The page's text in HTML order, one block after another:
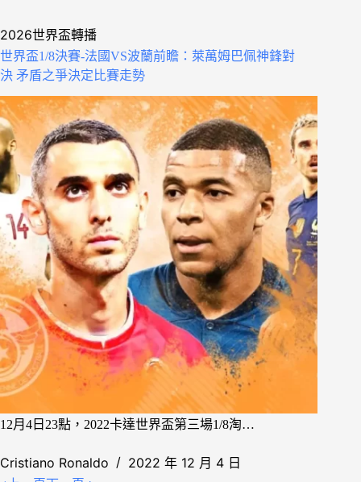
2026世界盃轉播
世界盃1/8決賽-法國VS波蘭前瞻：萊萬姆巴佩神鋒對
決 矛盾之爭決定比賽走勢
12月4日23點，2022卡達世界盃第三場1/8淘…
Cristiano Ronaldo 2022 年 12 月 4 日